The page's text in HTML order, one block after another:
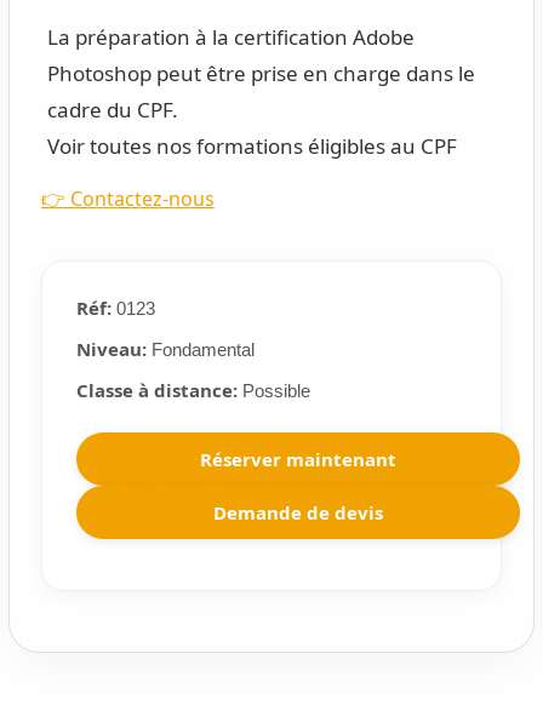
La préparation à la certification Adobe
Photoshop peut être prise en charge dans le
cadre du CPF.
Voir toutes nos formations éligibles au CPF
👉 Contactez-nous
Réf:0123
Niveau:Fondamental
Classe à distance:Possible
Réserver maintenant
Demande de devis